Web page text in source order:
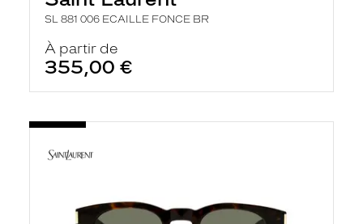
SL 881 006 ECAILLE FONCE BR
À partir de
355,00 €